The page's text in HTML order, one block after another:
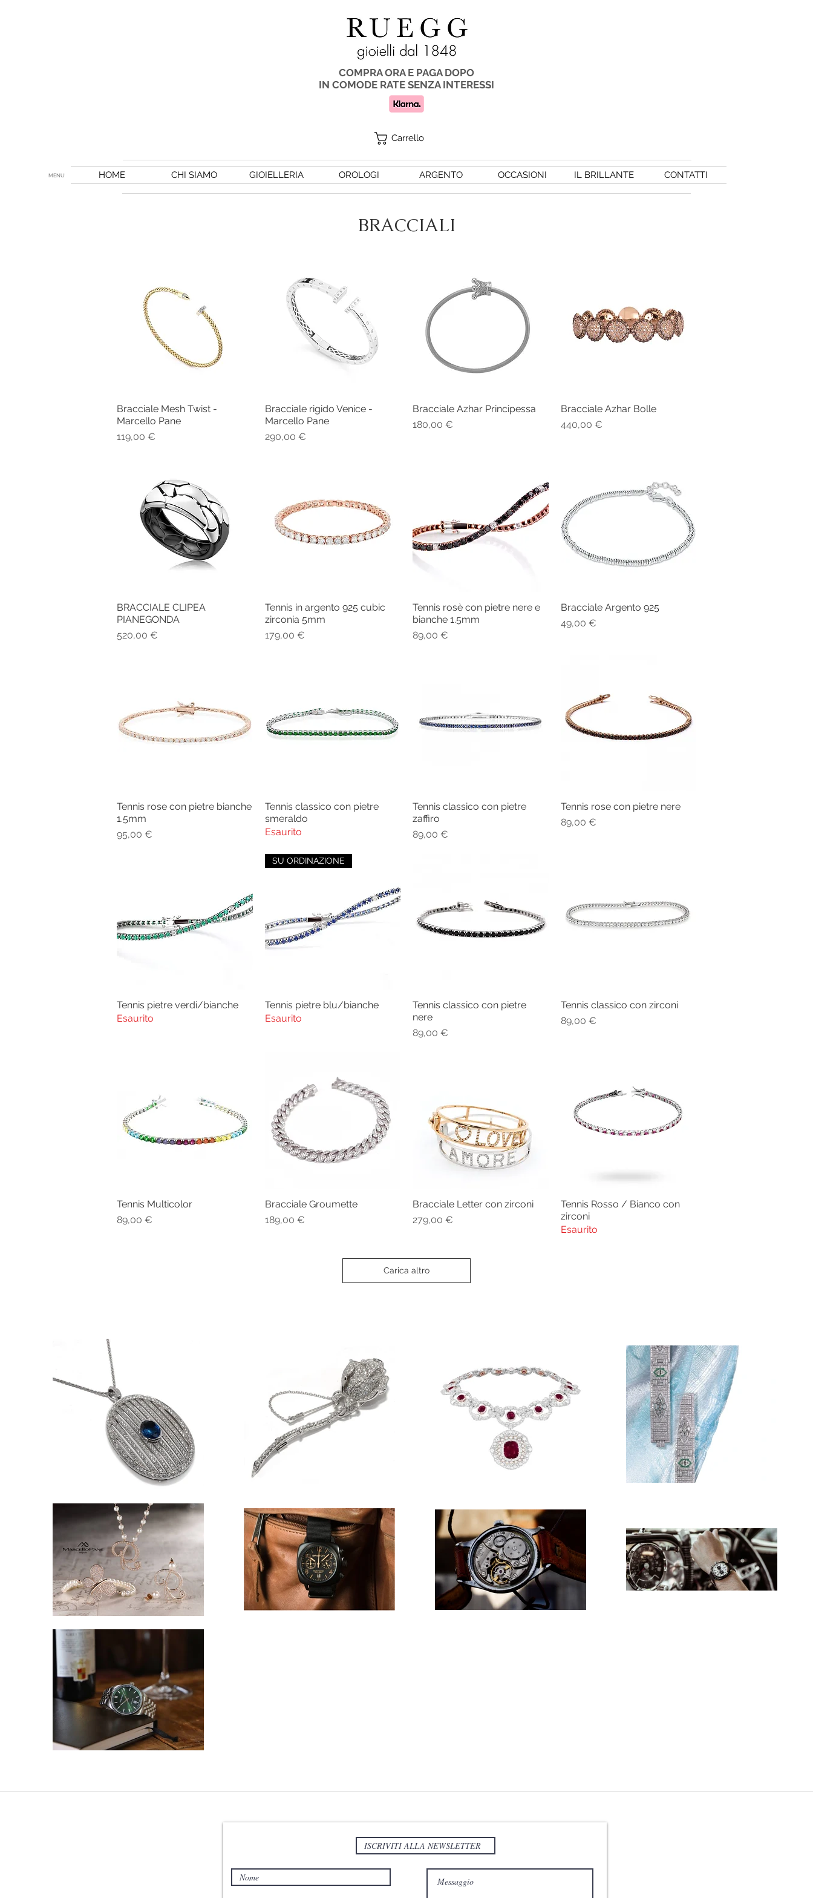
COMPRA ORA E PAGA DOPO
IN COMODE RATE SENZA INTERESSI
Carrello
MENU HOME CHI SIAMO GIOIELLERIA OROLOGI ARGENTO OCCASIONI IL BRILLANTE CONTATTI
BRACCIALI
Vista rapida
Bracciale Mesh Twist -
Marcello Pane
Prezzo
119,00 €
Vista rapida
Bracciale rigido Venice -
Marcello Pane
Prezzo
290,00 €
Vista rapida
Bracciale Azhar Principessa
Prezzo
180,00 €
Vista rapida
Bracciale Azhar Bolle
Prezzo
440,00 €
Vista rapida
BRACCIALE CLIPEA
PIANEGONDA
Prezzo
520,00 €
Vista rapida
Tennis in argento 925 cubic
zirconia 5mm
Prezzo
179,00 €
Vista rapida
Tennis rosè con pietre nere e
bianche 1.5mm
Prezzo
89,00 €
Vista rapida
Bracciale Argento 925
Prezzo
49,00 €
Vista rapida
Tennis rose con pietre bianche
1.5mm
Prezzo
95,00 €
Vista rapida
Tennis classico con pietre
smeraldo
Esaurito
Vista rapida
Tennis classico con pietre
zaffiro
Prezzo
89,00 €
Vista rapida
Tennis rose con pietre nere
Prezzo
89,00 €
Vista rapida
Tennis pietre verdi/bianche
Esaurito
Vista rapida
SU ORDINAZIONE
Tennis pietre blu/bianche
Esaurito
Vista rapida
Tennis classico con pietre
nere
Prezzo
89,00 €
Vista rapida
Tennis classico con zirconi
Prezzo
89,00 €
Vista rapida
Tennis Multicolor
Prezzo
89,00 €
Vista rapida
Bracciale Groumette
Prezzo
189,00 €
Vista rapida
Bracciale Letter con zirconi
Prezzo
279,00 €
Vista rapida
Tennis Rosso / Bianco con
zirconi
Esaurito
Carica altro